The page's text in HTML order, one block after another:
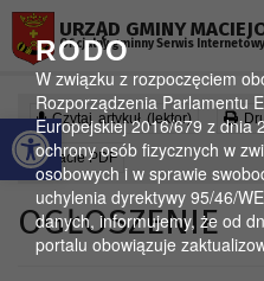
Otwórz pasek narzędzi
RODO
W związku z rozpoczęciem
Rozporządzenia Parlamentu
Europejskiej 2016/679 z dnia
ochrony osób fizycznych w
osobowych i w sprawie
uchylenia dyrektywy 95/46/
danych, informujemy, że od
portalu obowiązuje
URZĄD GMINY
Oficjalny gminny Serwis Internetowy
Czytaj artykuł (lektor)
formacie PDF
OGŁOSZENIE